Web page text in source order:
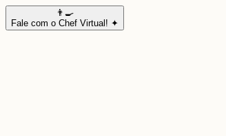
👨‍🍳
Fale com o Chef Virtual! ✦